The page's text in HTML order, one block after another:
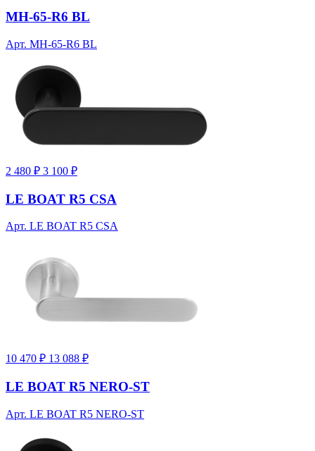
MH-65-R6 BL
Арт. MH-65-R6 BL
2 480 ₽ 3 100 ₽
LE BOAT R5 CSA
Арт. LE BOAT R5 CSA
10 470 ₽ 13 088 ₽
LE BOAT R5 NERO-ST
Арт. LE BOAT R5 NERO-ST